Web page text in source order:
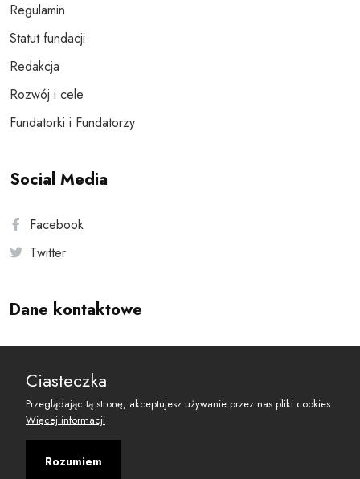
Regulamin
Statut fundacji
Redakcja
Rozwój i cele
Fundatorki i Fundatorzy
Social Media
Facebook
Twitter
Dane kontaktowe
reset@resetobywatelski.pl
Ciasteczka
Przeglądając tą stronę, akceptujesz używanie przez nas pliki cookies.
Więcej informacji
Rozumiem